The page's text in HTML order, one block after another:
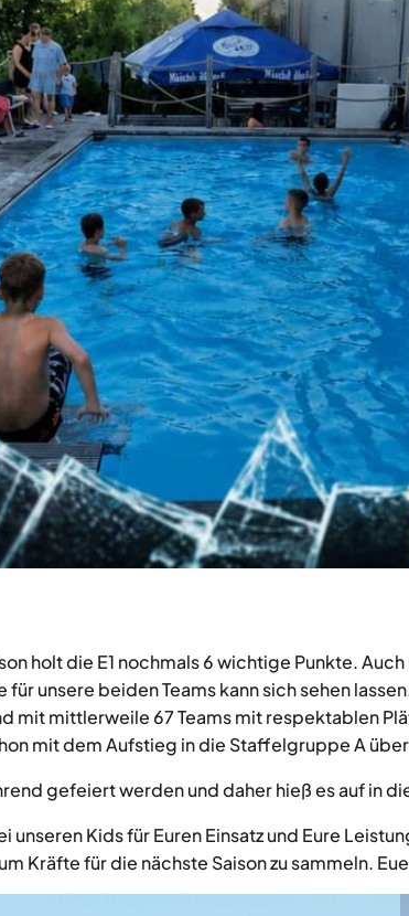
holt die E1 nochmals 6 wichtige Punkte.
für unsere beiden Teams kann sich sehen
mit mittlerweile 67 Teams mit respektablen
mit dem Aufstieg in die Staffelgruppe A
gefeiert werden und daher hieß es auf in
unseren Kids für Euren Einsatz und Eure
Kräfte für die nächste Saison zu sammeln.